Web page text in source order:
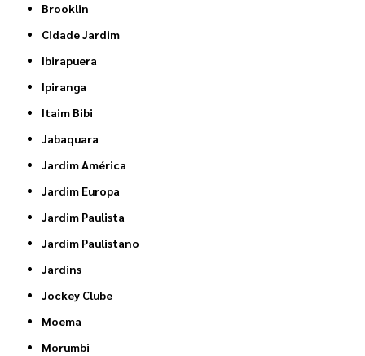
Brooklin
Cidade Jardim
Ibirapuera
Ipiranga
Itaim Bibi
Jabaquara
Jardim América
Jardim Europa
Jardim Paulista
Jardim Paulistano
Jardins
Jockey Clube
Moema
Morumbi